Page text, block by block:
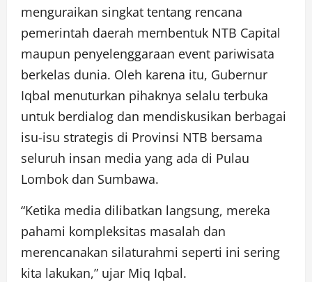
menguraikan singkat tentang rencana
pemerintah daerah membentuk NTB Capital
maupun penyelenggaraan event pariwisata
berkelas dunia. Oleh karena itu, Gubernur
Iqbal menuturkan pihaknya selalu terbuka
untuk berdialog dan mendiskusikan berbagai
isu-isu strategis di Provinsi NTB bersama
seluruh insan media yang ada di Pulau
Lombok dan Sumbawa.
“Ketika media dilibatkan langsung, mereka
pahami kompleksitas masalah dan
merencanakan silaturahmi seperti ini sering
kita lakukan,” ujar Miq Iqbal.